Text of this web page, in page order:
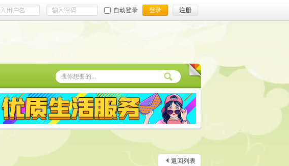
自动登录 登录 注册
返回列表